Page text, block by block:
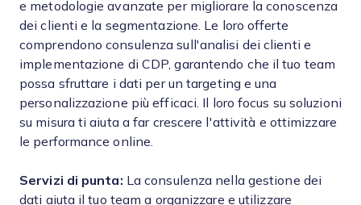
e metodologie avanzate per migliorare la conoscenza
dei clienti e la segmentazione. Le loro offerte
comprendono consulenza sull'analisi dei clienti e
implementazione di CDP, garantendo che il tuo team
possa sfruttare i dati per un targeting e una
personalizzazione più efficaci. Il loro focus su soluzioni
su misura ti aiuta a far crescere l'attività e ottimizzare
le performance online.
Servizi di punta: La consulenza nella gestione dei
dati aiuta il tuo team a organizzare e utilizzare